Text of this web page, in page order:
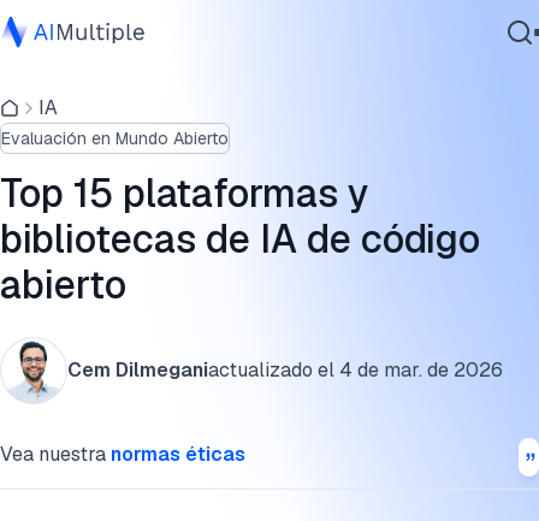
IA agencial
Ciberseguridad
Datos
Software empresarial
Servicios
Contáctanos
IA
Evaluación en Mundo Abierto
Top 15 plataformas y
bibliotecas de IA de código
abierto
Cem Dilmeganiactualizado el 4 de mar. de 2026
Vea nuestra normas éticas
1. Frameworks de aprendizaje automático
2. Plataformas de AutoML y ML distribuido
3. Ecosistemas de Large Language Model (LLM)
4. Plataformas de IA conversacional
5. Plataformas de agentes
¿Qué es la IA de código abierto?
Cita esta investigación